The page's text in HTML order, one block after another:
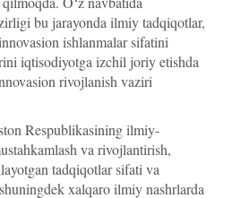
bu jarayonda ilmiy tadqiqotlar,
ishlanmalar sifatini
iqtisodiyotga izchil joriy etishda
rivojlanish vaziri
Respublikasining ilmiy-
va rivojlantirish,
tadqiqotlar sifati va
xalqaro ilmiy nashrlarda